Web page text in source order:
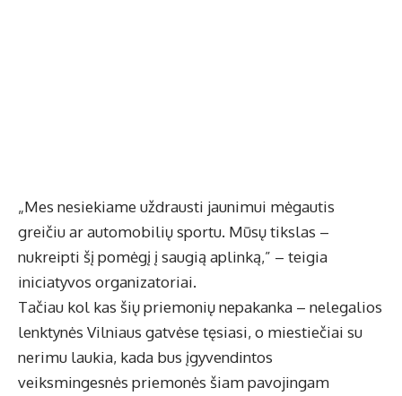
„Mes nesiekiame uždrausti jaunimui mėgautis
greičiu ar automobilių sportu. Mūsų tikslas –
nukreipti šį pomėgį į saugią aplinką,” – teigia
iniciatyvos organizatoriai.
Tačiau kol kas šių priemonių nepakanka – nelegalios
lenktynės Vilniaus gatvėse tęsiasi, o miestiečiai su
nerimu laukia, kada bus įgyvendintos
veiksmingesnės priemonės šiam pavojingam